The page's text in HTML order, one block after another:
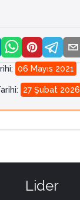
: 06 Mayıs 2021
: 27 Şubat 2026
Lider